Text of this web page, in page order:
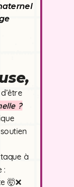
?
à
:
🤯❌